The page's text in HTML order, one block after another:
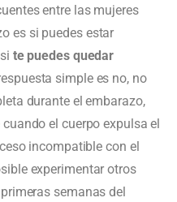
entre las mujeres
es si puedes estar
te puedes quedar
simple es no, no
durante el embarazo,
el cuerpo expulsa el
incompatible con el
experimentar otros
semanas del